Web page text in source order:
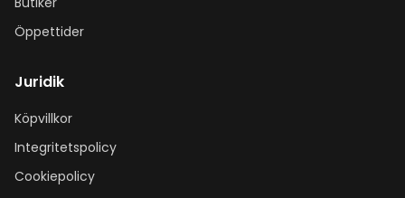
Öppettider
Juridik
Köpvillkor
Integritetspolicy
Cookiepolicy